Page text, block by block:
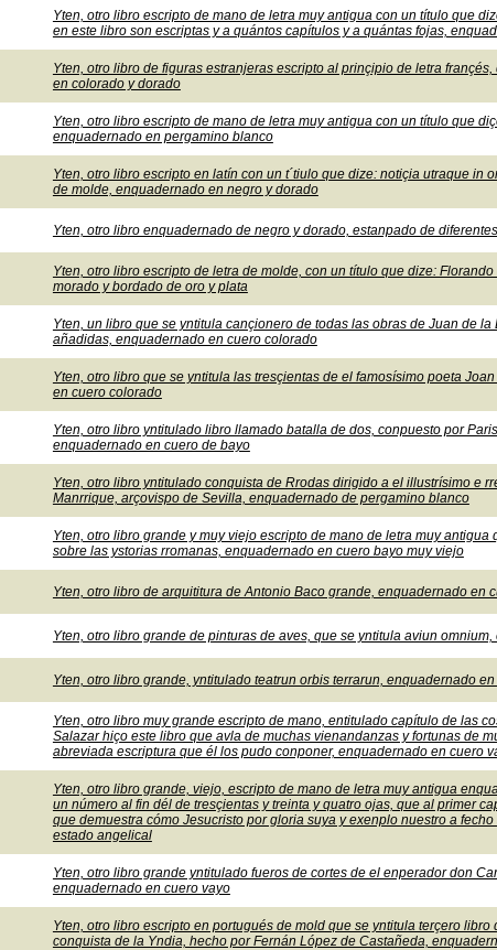
Yten, otro libro escripto de mano de letra muy antigua con un título que
en este libro son escriptas y a quántos capítulos y a quántas fojas,
Yten, otro libro de figuras estranjeras escripto al prinçipio de letra
en colorado y dorado
Yten, otro libro escripto de mano de letra muy antigua con un título que
enquadernado en pergamino blanco
Yten, otro libro escripto en latín con un t´tiulo que dize: notiçia utraque in
de molde, enquadernado en negro y dorado
Yten, otro libro enquadernado de negro y dorado, estanpado de
Yten, otro libro escripto de letra de molde, con un título que dize:
morado y bordado de oro y plata
Yten, un libro que se yntitula cançionero de todas las obras de Juan de
añadidas, enquadernado en cuero colorado
Yten, otro libro que se yntitula las tresçientas de el famosísimo poeta
en cuero colorado
Yten, otro libro yntitulado libro llamado batalla de dos, conpuesto por
enquadernado en cuero de bayo
Yten, otro libro yntitulado conquista de Rrodas dirigido a el illustrísimo e
Manrrique, arçovispo de Sevilla, enquadernado de pergamino blanco
Yten, otro libro grande y muy viejo escripto de mano de letra muy
sobre las ystorias rromanas, enquadernado en cuero bayo muy viejo
Yten, otro libro de arquititura de Antonio Baco grande, enquadernado en
Yten, otro libro grande de pinturas de aves, que se yntitula aviun
Yten, otro libro grande, yntitulado teatrun orbis terrarun, enquadernado
Yten, otro libro muy grande escripto de mano, entitulado capítulo de las
Salazar hiço este libro que avla de muchas vienandanzas y fortunas de
abreviada escriptura que él los pudo conponer, enquadernado en cuero
Yten, otro libro grande, viejo, escripto de mano de letra muy antigua
un número al fin dél de tresçientas y treinta y quatro ojas, que al primer
que demuestra cómo Jesucristo por gloria suya y exenplo nuestro a
estado angelical
Yten, otro libro grande yntitulado fueros de cortes de el enperador don
enquadernado en cuero vayo
Yten, otro libro escripto en portugués de mold que se yntitula terçero
conquista de la Yndia, hecho por Fernán López de Castañeda,